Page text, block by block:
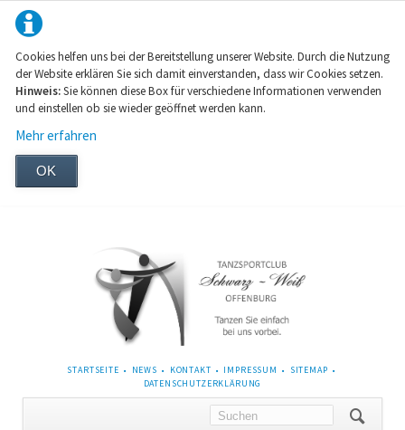
Cookies helfen uns bei der Bereitstellung unserer Website. Durch die Nutzung
der Website erklären Sie sich damit einverstanden, dass wir Cookies setzen.
Hinweis:Sie können diese Box für verschiedene Informationen verwenden
und einstellen ob sie wieder geöffnet werden kann.
Mehr erfahren
OK
NAVIGATION
STARTSEITE NEWS KONTAKT IMPRESSUM
SITEMAP
DATENSCHUTZERKLÄRUNG